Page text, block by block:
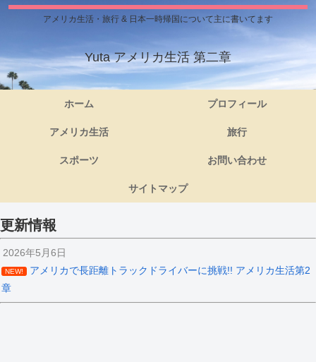
アメリカ生活・旅行 & 日本一時帰国について主に書いてます
Yuta アメリカ生活 第二章
ホーム プロフィール
アメリカ生活 旅行
スポーツ お問い合わせ
サイトマップ
更新情報
2026年5月6日
NEW!
アメリカで長距離トラックドライバーに挑戦!! アメリカ生活第2
章